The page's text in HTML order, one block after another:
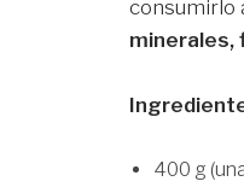
consumirlo
minerales,
400 g